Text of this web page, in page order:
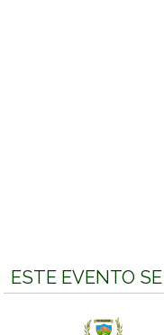
ESTE EVENTO